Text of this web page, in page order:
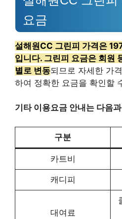
요금
설해원CC 그린피 가격은
입니다. 그린피 요금은 회원
별로 변동되므로 자세한 가
하여 정확한 요금을 확인할
기타 이용요금 안내는 다음
구분
카트비
캐디피
대여료